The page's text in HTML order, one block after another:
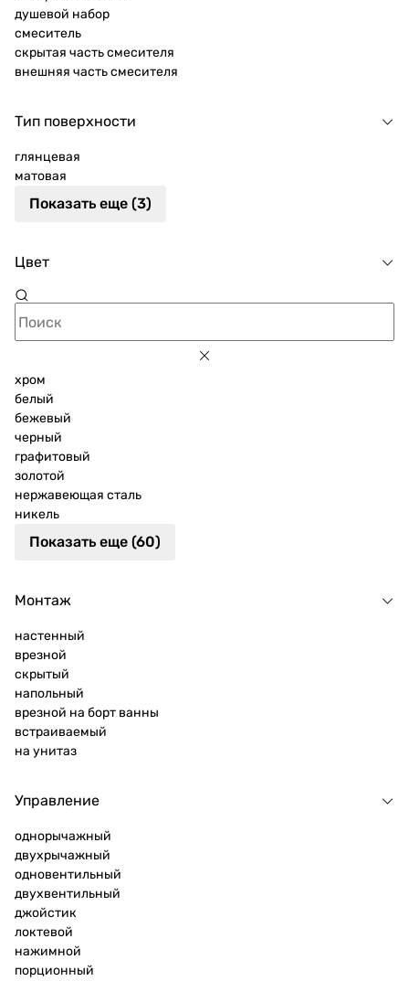
душевой набор
смеситель
скрытая часть смесителя
внешняя часть смесителя
Тип поверхности
глянцевая
матовая
Показать еще (3)
Цвет
хром
белый
бежевый
черный
графитовый
золотой
нержавеющая сталь
никель
Показать еще (60)
Монтаж
настенный
врезной
скрытый
напольный
врезной на борт ванны
встраиваемый
на унитаз
Управление
однорычажный
двухрычажный
одновентильный
двухвентильный
джойстик
локтевой
нажимной
порционный